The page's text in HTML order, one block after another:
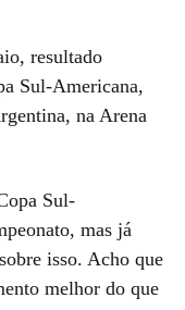
resultado
Sul-Americana,
na Arena
Sul-
mas já
isso. Acho que
melhor do que